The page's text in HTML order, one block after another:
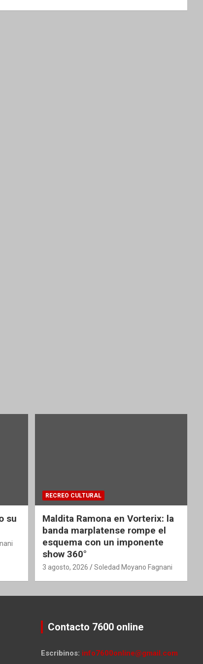
su
RECREO CULTURAL
Maldita Ramona en Vorterix: la
banda marplatense rompe el
esquema con un imponente
show 360°
3 agosto, 2026 Soledad Moyano Fagnani
Contacto 7600 online
Escribinos: info7600online@gmail.com